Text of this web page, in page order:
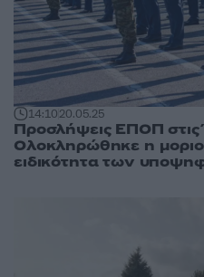
14:1020.05.25
Προσλήψεις ΕΠΟΠ
Ολοκληρώθηκε η
ειδικότητα των